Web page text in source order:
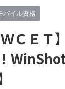
バイル資格
ＷＣＥ
！